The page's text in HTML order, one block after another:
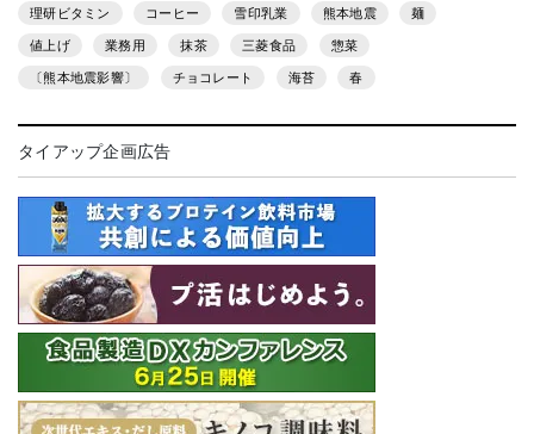
理研ビタミン コーヒー 雪印乳業 熊本地震 麺
値上げ 業務用 抹茶 三菱食品 惣菜
〔熊本地震影響〕 チョコレート 海苔 春
タイアップ企画広告